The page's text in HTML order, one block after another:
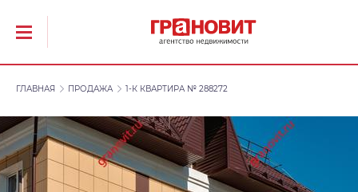
ГЛАВНАЯ ПРОДАЖА 1-К КВАРТИРА № 288272